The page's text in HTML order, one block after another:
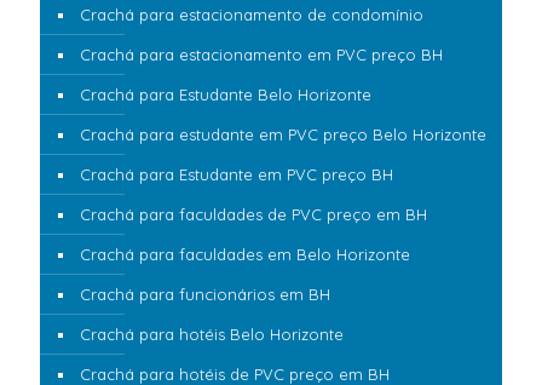
Crachá para estacionamento de condomínio
Crachá para estacionamento em PVC preço BH
Crachá para Estudante Belo Horizonte
Crachá para estudante em PVC preço Belo Horizonte
Crachá para Estudante em PVC preço BH
Crachá para faculdades de PVC preço em BH
Crachá para faculdades em Belo Horizonte
Crachá para funcionários em BH
Crachá para hotéis Belo Horizonte
Crachá para hotéis de PVC preço em BH